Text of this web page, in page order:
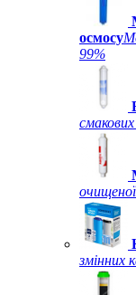
осмосу
99%
змінних